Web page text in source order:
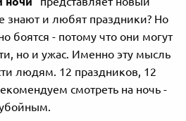
знают и любят праздники? Но
боятся - потому что они могут
но и ужас. Именно эту мысль
людям. 12 праздников, 12
смотреть на ночь -